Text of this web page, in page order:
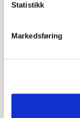
Statistikk
Markedsføring